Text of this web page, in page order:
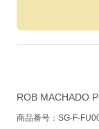
ROB MACHADO
商品番号：SG-F-